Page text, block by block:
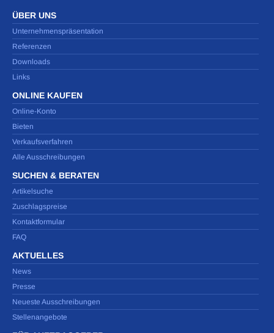
ÜBER UNS
Unternehmenspräsentation
Referenzen
Downloads
Links
ONLINE KAUFEN
Online-Konto
Bieten
Verkaufsverfahren
Alle Ausschreibungen
SUCHEN & BERATEN
Artikelsuche
Zuschlagspreise
Kontaktformular
FAQ
AKTUELLES
News
Presse
Neueste Ausschreibungen
Stellenangebote